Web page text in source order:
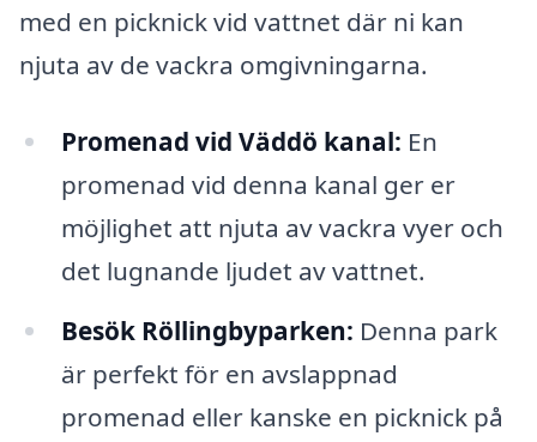
med en picknick vid vattnet där ni kan
njuta av de vackra omgivningarna.
Promenad vid Väddö kanal: En
promenad vid denna kanal ger er
möjlighet att njuta av vackra vyer och
det lugnande ljudet av vattnet.
Besök Röllingbyparken: Denna park
är perfekt för en avslappnad
promenad eller kanske en picknick på